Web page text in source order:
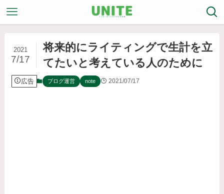
将来的にライティングで生計を立
てたいと考えている人のために
2021
7/17
広告 ブログ運営 note 2021/07/17